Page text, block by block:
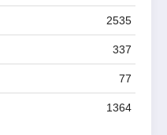
2535
337
77
1364